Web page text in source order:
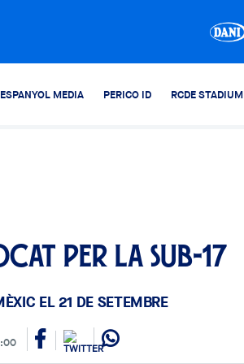
ESPANYOL MEDIA PERICO ID RCDE STADIUM
per la Sub-17
EL 21 DE SETEMBRE